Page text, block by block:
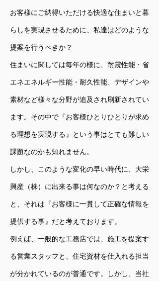
お客様にご納得いただける快適な住まいと暮
らしを実現させるために、私達はどのような
提案を行うべきか？​
住まいに関しては毎年の様に、耐震性能・省
エネエネルギー性能・耐久性能、デザインや
素材など様々な分野が追及され刷新されてい
ます。その中で『お客様ひとりひとりが求め
る理想を実現する』という事はとても難しい
課題なのかも知れません。
しかし、このような変化の早い時代に、大栄
興産（株）に出来る事は何なのか？と考える
と、それは『お客様に一貫して正確な情報を
提供する事』だと考えております。
例えば、一般的な工務店では、施工を提案す
る営業スタッフと、住宅資材を仕入れる担当
が分かれているのが普通です。しかし、当社